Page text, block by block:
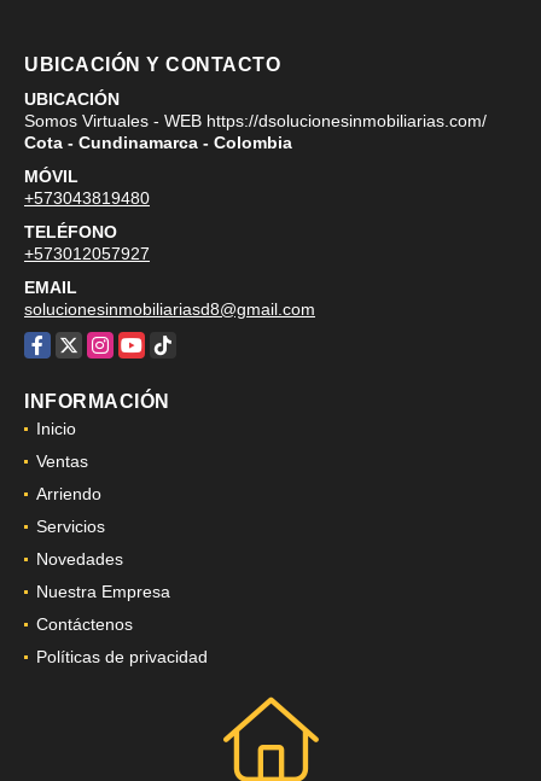
UBICACIÓN Y CONTACTO
UBICACIÓN
Somos Virtuales - WEB https://dsolucionesinmobiliarias.com/
Cota - Cundinamarca - Colombia
MÓVIL
+573043819480
TELÉFONO
+573012057927
EMAIL
solucionesinmobiliariasd8@gmail.com
Facebook
X Instagram
YouTube
TikTok
INFORMACIÓN
Inicio
Ventas
Arriendo
Servicios
Novedades
Nuestra Empresa
Contáctenos
Políticas de privacidad